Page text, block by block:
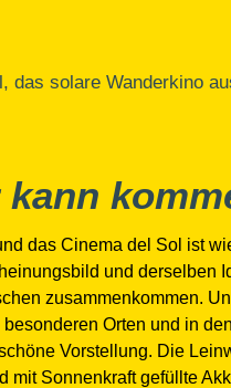
das Cinema del Sol ist
und derselben
zusammenkommen.
Orten und in
Vorstellung. Die
mit Sonnenkraft gefüllte